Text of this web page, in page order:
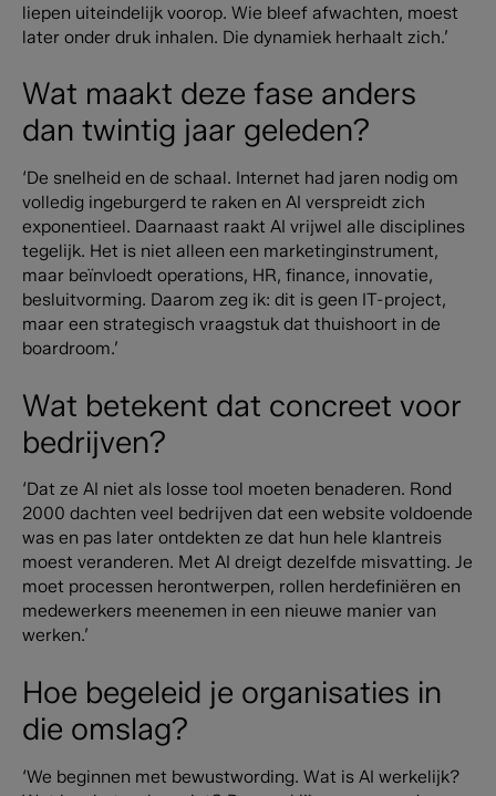
liepen uiteindelijk voorop. Wie bleef afwachten, moest
later onder druk inhalen. Die dynamiek herhaalt zich.’
Wat maakt deze fase anders
dan twintig jaar geleden?
‘De snelheid en de schaal. Internet had jaren nodig om
volledig ingeburgerd te raken en AI verspreidt zich
exponentieel. Daarnaast raakt AI vrijwel alle disciplines
tegelijk. Het is niet alleen een marketinginstrument,
maar beïnvloedt operations, HR, finance, innovatie,
besluitvorming. Daarom zeg ik: dit is geen IT-project,
maar een strategisch vraagstuk dat thuishoort in de
boardroom.’
Wat betekent dat concreet voor
bedrijven?
‘Dat ze AI niet als losse tool moeten benaderen. Rond
2000 dachten veel bedrijven dat een website voldoende
was en pas later ontdekten ze dat hun hele klantreis
moest veranderen. Met AI dreigt dezelfde misvatting. Je
moet processen herontwerpen, rollen herdefiniëren en
medewerkers meenemen in een nieuwe manier van
werken.’
Hoe begeleid je organisaties in
die omslag?
‘We beginnen met bewustwording. Wat is AI werkelijk?